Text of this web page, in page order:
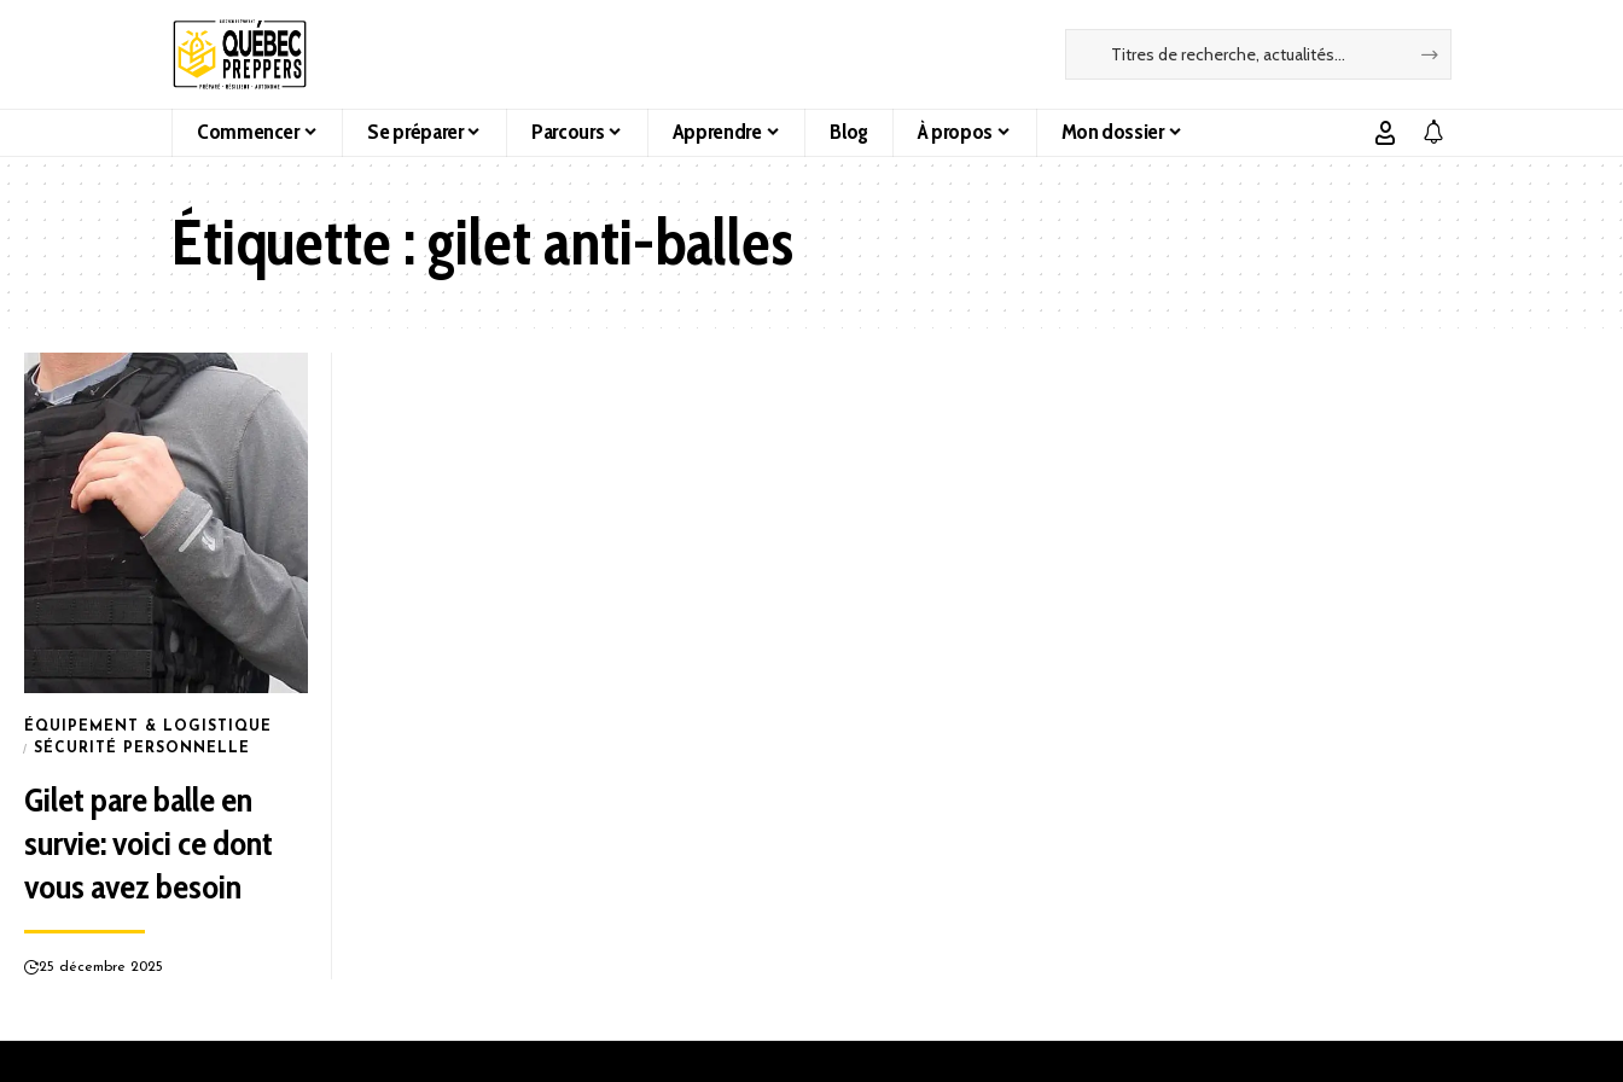
Commencer Se préparer Parcours Apprendre Blog À propos Mon dossier
Étiquette :gilet anti-balles
ÉQUIPEMENT & LOGISTIQUE
SÉCURITÉ PERSONNELLE
Gilet pare balle en
survie: voici ce dont
vous avez besoin
25 décembre 2025